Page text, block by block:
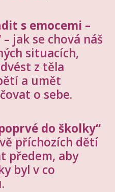
s emocemi –
– jak se chová náš
situacích,
z těla
a umět
o sebe.
do školky“
příchozích dětí
předem, aby
byl v co